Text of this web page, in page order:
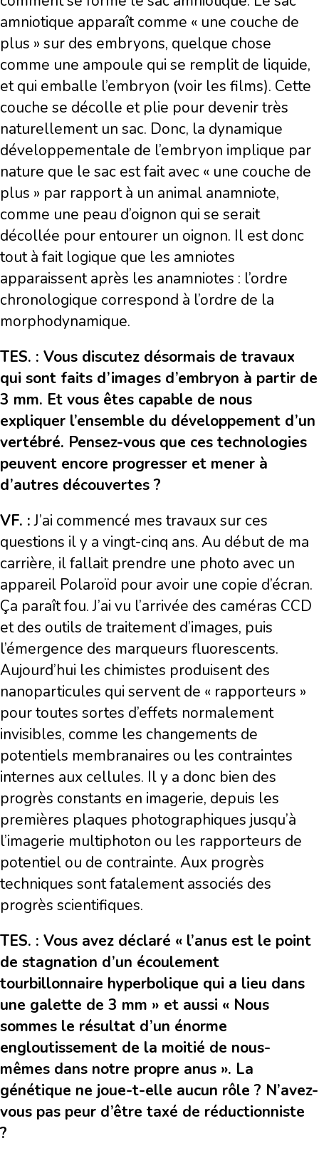
amniotique apparaît comme « une couche de
plus » sur des embryons, quelque chose
comme une ampoule qui se remplit de liquide,
et qui emballe l’embryon (voir les films). Cette
couche se décolle et plie pour devenir très
naturellement un sac. Donc, la dynamique
développementale de l’embryon implique par
nature que le sac est fait avec « une couche de
plus » par rapport à un animal anamniote,
comme une peau d’oignon qui se serait
décollée pour entourer un oignon. Il est donc
tout à fait logique que les amniotes
apparaissent après les anamniotes : l’ordre
chronologique correspond à l’ordre de la
morphodynamique.
TES. : Vous discutez désormais de travaux
qui sont faits d’images d’embryon à partir de
3 mm. Et vous êtes capable de nous
expliquer l’ensemble du développement d’un
vertébré. Pensez-vous que ces technologies
peuvent encore progresser et mener à
d’autres découvertes ?
VF. :J’ai commencé mes travaux sur ces
questions il y a vingt-cinq ans. Au début de ma
carrière, il fallait prendre une photo avec un
appareil Polaroïd pour avoir une copie d’écran.
Ça paraît fou. J’ai vu l’arrivée des caméras CCD
et des outils de traitement d’images, puis
l’émergence des marqueurs fluorescents.
Aujourd’hui les chimistes produisent des
nanoparticules qui servent de « rapporteurs »
pour toutes sortes d’effets normalement
invisibles, comme les changements de
potentiels membranaires ou les contraintes
internes aux cellules. Il y a donc bien des
progrès constants en imagerie, depuis les
premières plaques photographiques jusqu’à
l’imagerie multiphoton ou les rapporteurs de
potentiel ou de contrainte. Aux progrès
techniques sont fatalement associés des
progrès scientifiques.
TES. : Vous avez déclaré « l’anus est le point
de stagnation d’un écoulement
tourbillonnaire hyperbolique qui a lieu dans
une galette de 3 mm » et aussi « Nous
sommes le résultat d’un énorme
engloutissement de la moitié de nous-
mêmes dans notre propre anus ». La
génétique ne joue-t-elle aucun rôle ? N’avez-
vous pas peur d’être taxé de réductionniste
?